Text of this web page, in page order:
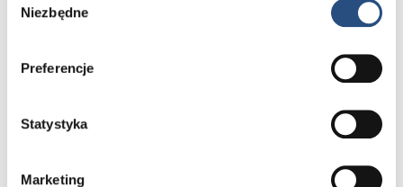
zgody
Niezbędne
Preferencje
Statystyka
Marketing
punktowych, powstających najczęściej przez
najechanie kołem na gwóźdź lub ostry kamień. Taka
naprawa opon utrzyma ich szczelność nawet przez
kilkanaście miesięcy.
wulkanizację na ciepło. Polega ona na odtworzeniu